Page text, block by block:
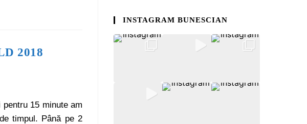
2018
pentru 15 minute am
timpul. Până pe 2
INSTAGRAM BUNESCIAN